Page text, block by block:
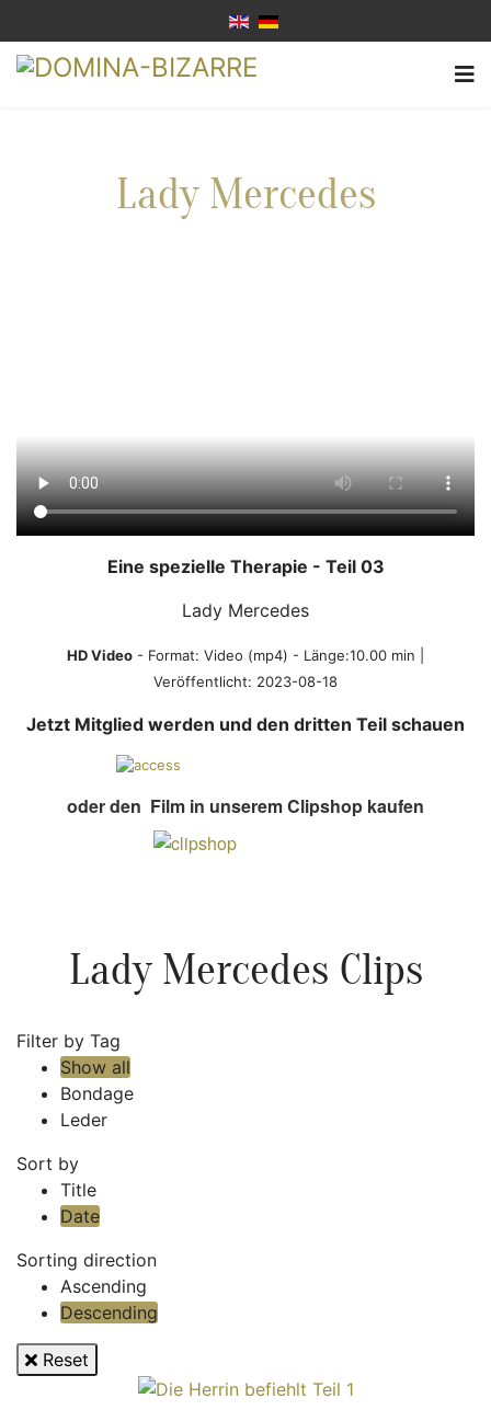
Lady Mercedes
Eine spezielle Therapie - Teil 03
Lady Mercedes
HD Video - Format: Video (mp4) - Länge:10.00 min |
Veröffentlicht: 2023-08-18
Jetzt Mitglied werden und den dritten Teil schauen
oder den Film in unserem Clipshop kaufen
Lady Mercedes Clips
Filter by Tag
Show all
Bondage
Leder
Sort by
Title
Date
Sorting direction
Ascending
Descending
Reset